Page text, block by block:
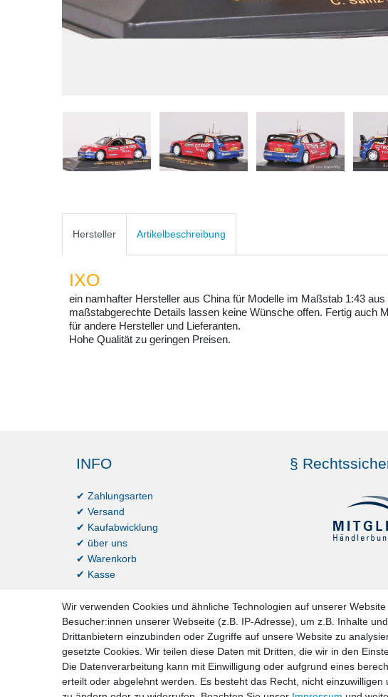
Hersteller Artikelbeschreibung
IXO
ein namhafter Hersteller aus China für Modelle im Maßstab 1:43
maßstabgerechte Details lassen keine Wünsche offen. Fertig auch
für andere Hersteller und Lieferanten.
Hohe Qualität zu geringen Preisen.
INFO
✔ Zahlungsarten
✔ Versand
✔ Kaufabwicklung
✔ über uns
✔ Warenkorb
✔ Kasse
§
Wir verwenden Cookies und ähnliche Technologien auf unserer
Besucher:innen unserer Webseite (z.B. IP-Adresse), um z.B. Inhalte
Drittanbietern einzubinden oder Zugriffe auf unsere Website zu
gesetzte Cookies. Wir teilen diese Daten mit Dritten, die wir in den
Die Datenverarbeitung kann mit Einwilligung oder aufgrund eines
erteilt oder abgelehnt werden. Es besteht das Recht, nicht